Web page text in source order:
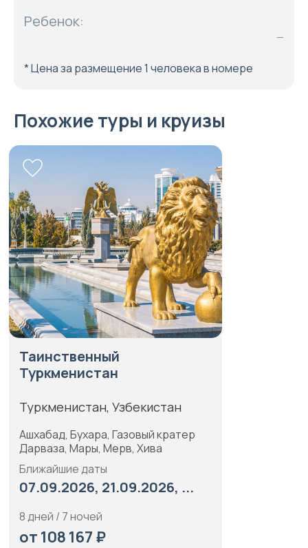
Ребенок:
—
* Цена за размещение 1 человека в номере
Похожие туры и круизы
Таинственный
Туркменистан
Туркменистан, Узбекистан
Ашхабад, Бухара, Газовый кратер
Дарваза, Мары, Мерв, Хива
Ближайшие даты
07.09.2026, 21.09.2026, ...
8 дней / 7 ночей
от 108 167 ₽